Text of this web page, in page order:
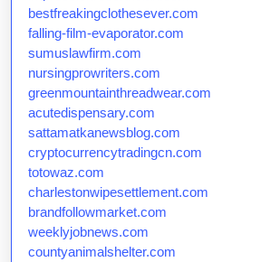
bestfreakingclothesever.com
falling-film-evaporator.com
sumuslawfirm.com
nursingprowriters.com
greenmountainthreadwear.com
acutedispensary.com
sattamatkanewsblog.com
cryptocurrencytradingcn.com
totowaz.com
charlestonwipesettlement.com
brandfollowmarket.com
weeklyjobnews.com
countyanimalshelter.com